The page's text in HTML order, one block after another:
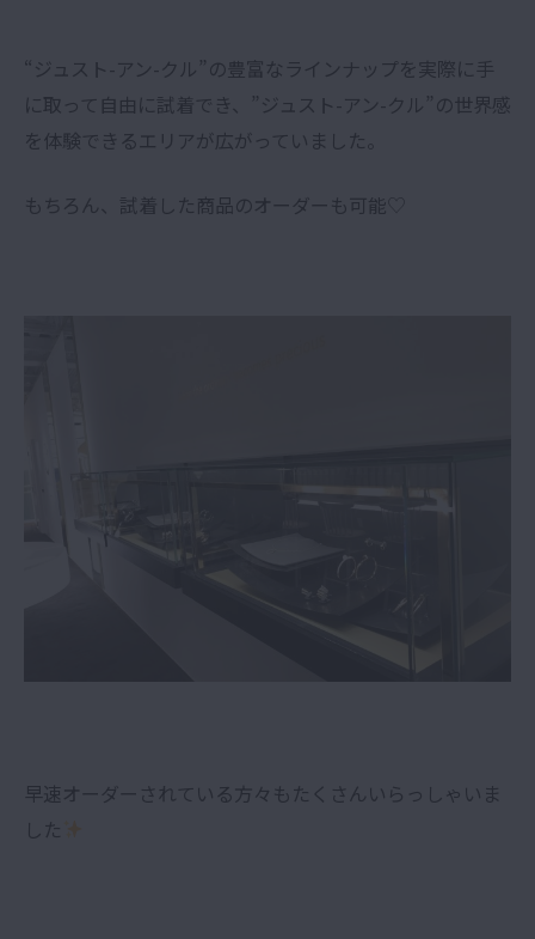
“ジュスト-アン-クル”の豊富なラインナップを実際に手
に取って自由に試着でき、”ジュスト-アン-クル”の世界感
を体験できるエリアが広がっていました。
もちろん、試着した商品のオーダーも可能♡
早速オーダーされている方々もたくさんいらっしゃいま
した